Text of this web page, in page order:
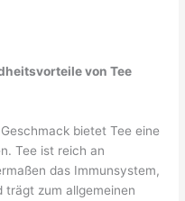
von Tee
bietet Tee eine
Tee ist reich an
das Immunsystem,
trägt zum allgemeinen